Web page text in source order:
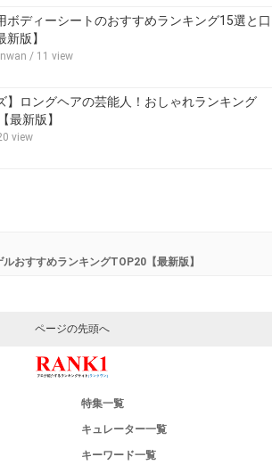
ボディーシートのおすすめランキング15選と口
新版】
/ 11 view
】ロングヘアの芸能人！おしゃれランキング
最新版】
view
おすすめランキングTOP20【最新版】
ページの先頭へ
特集一覧
キュレーター一覧
キーワード一覧